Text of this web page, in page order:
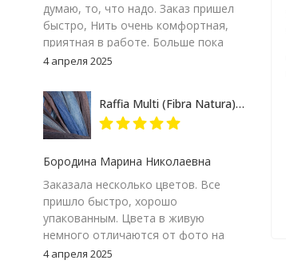
думаю, то, что надо. Заказ пришел
быстро, Нить очень комфортная,
приятная в работе. Больше пока
сказать не могу – посмотрим на
пятерку и товару и продавцу за
качество сопровождения заказа!
4 апреля 2025
Raffia Multi (Fibra Natura) 117-07 сине-серый, пряжа 35г
Бородина Марина Николаевна
Заказала несколько цветов. Все
пришло быстро, хорошо
упакованным. Цвета в живую
немного отличаются от фото на
экране компьютера, но мне
4 апреля 2025